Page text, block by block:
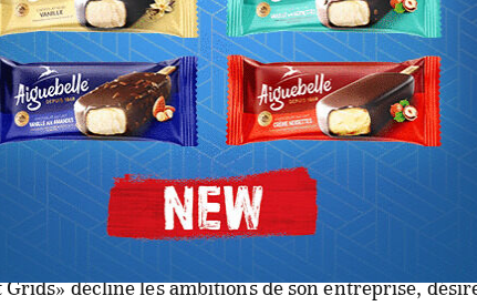
à l'honneur au salon des
de l'OCI à Dakar
Salima Khelif, d'ACTIA Africa, filiale d’une
sur le marché tunisien, et spécialisée sur les
décline les ambitions de son entreprise,